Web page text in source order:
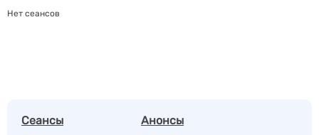
Нет сеансов
Сеансы Анонсы